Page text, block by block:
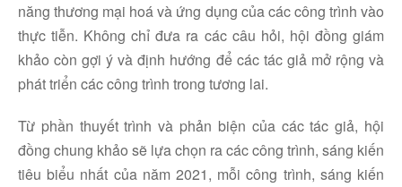
năng thương mại hoá và ứng dụng của các công trình vào
thực tiễn. Không chỉ đưa ra các câu hỏi, hội đồng giám
khảo còn gợi ý và định hướng để các tác giả mở rộng và
phát triển các công trình trong tương lai.
Từ phần thuyết trình và phản biện của các tác giả, hội
đồng chung khảo sẽ lựa chọn ra các công trình, sáng kiến
tiêu biểu nhất của năm 2021, mỗi công trình, sáng kiến